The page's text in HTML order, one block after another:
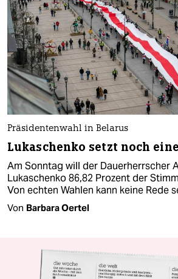
Präsidentenwahl in Belarus
Lukaschenko setzt noch
Am Sonntag will der Dauerherrscher
Lukaschenko 86,82 Prozent der
Von echten Wahlen kann keine Rede
Von Barbara Oertel